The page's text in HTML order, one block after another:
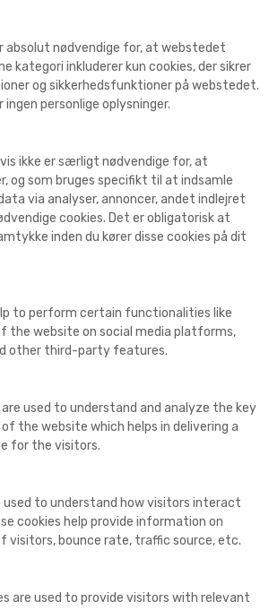
absolut nødvendige for, at webstedet
kategori inkluderer kun cookies, der sikrer
og sikkerhedsfunktioner på webstedet.
ingen personlige oplysninger.
ikke er særligt nødvendige for, at
og som bruges specifikt til at indsamle
via analyser, annoncer, andet indlejret
cookies. Det er obligatorisk at
inden du kører disse cookies på dit
to perform certain functionalities like
the website on social media platforms,
other third-party features.
used to understand and analyze the key
the website which helps in delivering a
for the visitors.
used to understand how visitors interact
cookies help provide information on
visitors, bounce rate, traffic source, etc.
are used to provide visitors with relevant